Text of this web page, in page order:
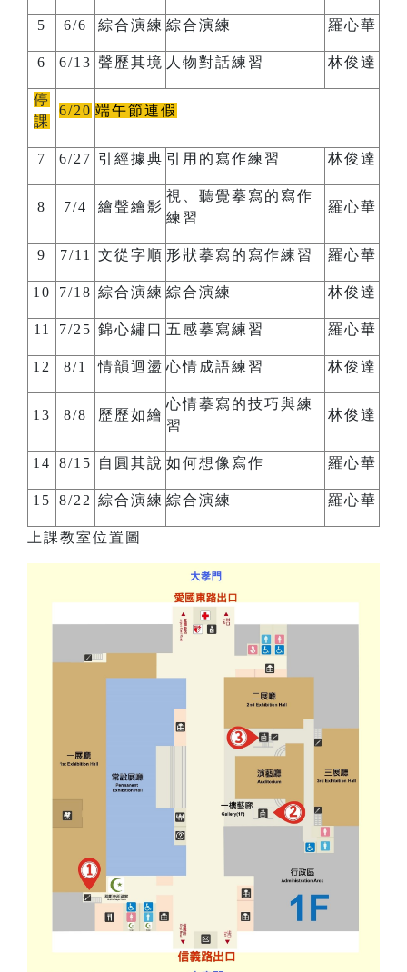
5 6/6 綜合演練 綜合演練 羅心華
6 6/13 聲歷其境 人物對話練習 林俊達
停
課
6/20 端午節連假
7 6/27 引經據典 引用的寫作練習 林俊達
8 7/4 繪聲繪影
視、聽覺摹寫的寫作
練習
羅心華
9 7/11 文從字順 形狀摹寫的寫作練習 羅心華
10 7/18 綜合演練 綜合演練 林俊達
11 7/25 錦心繡口 五感摹寫練習 羅心華
12 8/1 情韻迴盪 心情成語練習 林俊達
13 8/8 歷歷如繪
心情摹寫的技巧與練
習
林俊達
14 8/15 自圓其說 如何想像寫作 羅心華
15 8/22 綜合演練 綜合演練 羅心華
上課教室位置圖